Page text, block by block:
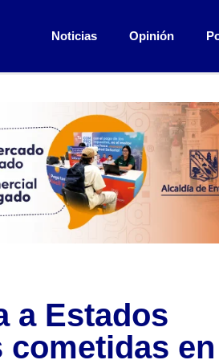
Noticias Opinión
a Estados
cometidas en